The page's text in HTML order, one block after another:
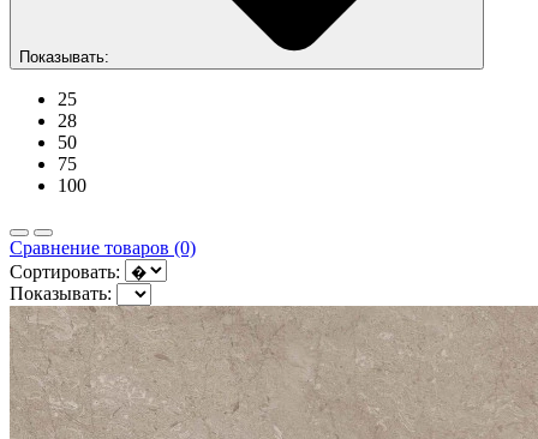
Показывать:
25
28
50
75
100
Сравнение товаров (0)
Сортировать:
Показывать: